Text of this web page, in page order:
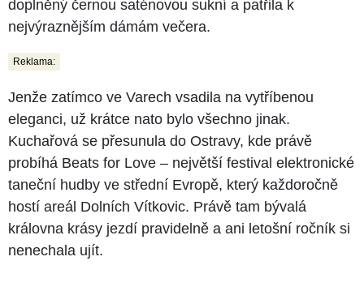
doplněný černou saténovou sukní a patřila k
nejvýraznějším dámám večera.
Reklama:
Jenže zatímco ve Varech vsadila na vytříbenou
eleganci, už krátce nato bylo všechno jinak.
Kuchařová se přesunula do Ostravy, kde právě
probíhá Beats for Love – největší festival elektronické
taneční hudby ve střední Evropě, který každoročně
hostí areál Dolních Vítkovic. Právě tam bývalá
královna krásy jezdí pravidelně a ani letošní ročník si
nenechala ujít.